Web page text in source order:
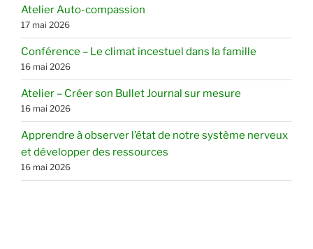
Atelier Auto-compassion
17 mai 2026
Conférence – Le climat incestuel dans la famille
16 mai 2026
Atelier – Créer son Bullet Journal sur mesure
16 mai 2026
Apprendre à observer l’état de notre système nerveux
et développer des ressources
16 mai 2026